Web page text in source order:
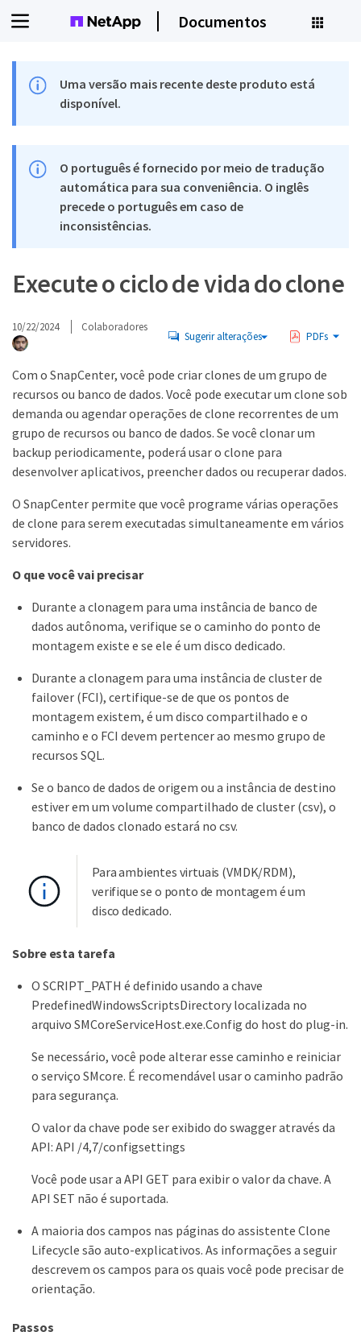
Documentos
Uma versão mais recente deste produto está
disponível.
O português é fornecido por meio de tradução
automática para sua conveniência. O inglês
precede o português em caso de
inconsistências.
Execute o ciclo de vida do clone
10/22/2024 Colaboradores
Sugerir alterações PDFs
Com o SnapCenter, você pode criar clones de um grupo de
recursos ou banco de dados. Você pode executar um clone sob
demanda ou agendar operações de clone recorrentes de um
grupo de recursos ou banco de dados. Se você clonar um
backup periodicamente, poderá usar o clone para
desenvolver aplicativos, preencher dados ou recuperar dados.
O SnapCenter permite que você programe várias operações
de clone para serem executadas simultaneamente em vários
servidores.
O que você vai precisar
Durante a clonagem para uma instância de banco de
dados autônoma, verifique se o caminho do ponto de
montagem existe e se ele é um disco dedicado.
Durante a clonagem para uma instância de cluster de
failover (FCI), certifique-se de que os pontos de
montagem existem, é um disco compartilhado e o
caminho e o FCI devem pertencer ao mesmo grupo de
recursos SQL.
Se o banco de dados de origem ou a instância de destino
estiver em um volume compartilhado de cluster (csv), o
banco de dados clonado estará no csv.
Para ambientes virtuais (VMDK/RDM),
verifique se o ponto de montagem é um
disco dedicado.
Sobre esta tarefa
O SCRIPT_PATH é definido usando a chave
PredefinedWindowsScriptsDirectory localizada no
arquivo SMCoreServiceHost.exe.Config do host do plug-in.
Se necessário, você pode alterar esse caminho e reiniciar
o serviço SMcore. É recomendável usar o caminho padrão
para segurança.
O valor da chave pode ser exibido do swagger através da
API: API /4,7/configsettings
Você pode usar a API GET para exibir o valor da chave. A
API SET não é suportada.
A maioria dos campos nas páginas do assistente Clone
Lifecycle são auto-explicativos. As informações a seguir
descrevem os campos para os quais você pode precisar de
orientação.
Passos